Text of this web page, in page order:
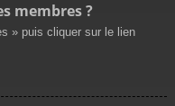
membres ?
» puis cliquer sur le lien